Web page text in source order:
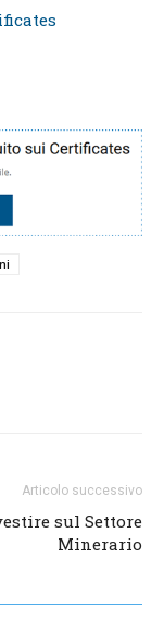
Articolo successivo
sul Settore
Minerario